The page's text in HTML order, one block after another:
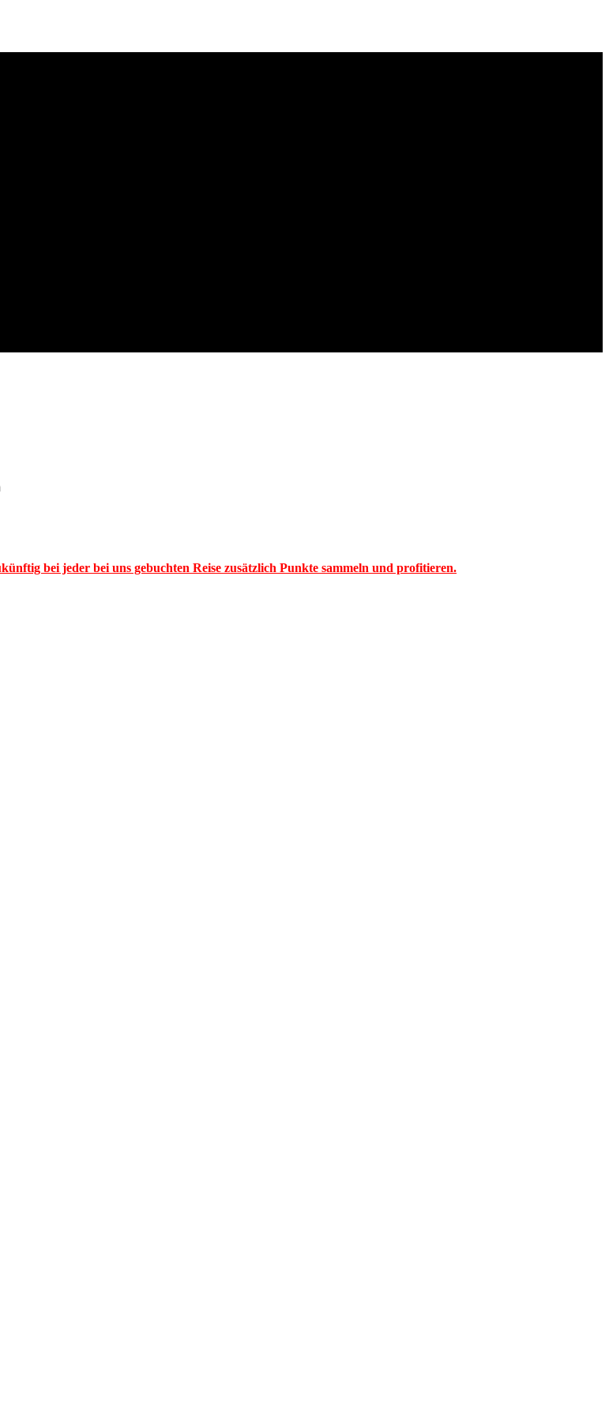
bei jeder bei uns gebuchten Reise zusätzlich Punkte sammeln und profitieren.